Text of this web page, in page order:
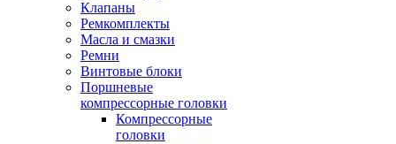
Клапаны
Ремкомплекты
Масла и смазки
Ремни
Винтовые блоки
Поршневые
компрессорные головки
Компрессорные
головки